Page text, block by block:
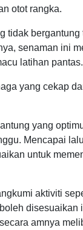
otot rangka.
senaman ini
latihan pantas.
yang cekap
yang
Mencapai
untuk
aktiviti
amnya